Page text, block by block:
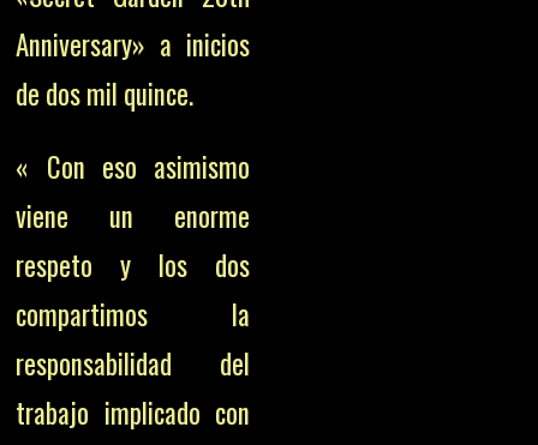
Anniversary» a inicios
de dos mil quince.
« Con eso asimismo
viene un enorme
respeto y los dos
compartimos la
responsabilidad del
trabajo implicado con